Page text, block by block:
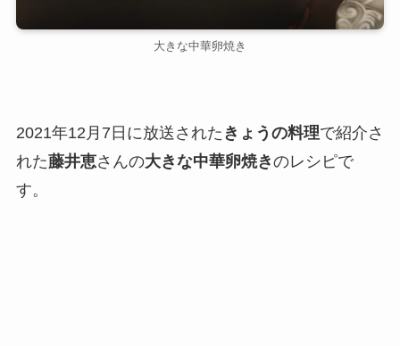
大きな中華卵焼き
2021年12月7日に放送された きょうの料理で紹介さ
れた藤井恵さんの大きな中華卵焼きのレシピで
す。